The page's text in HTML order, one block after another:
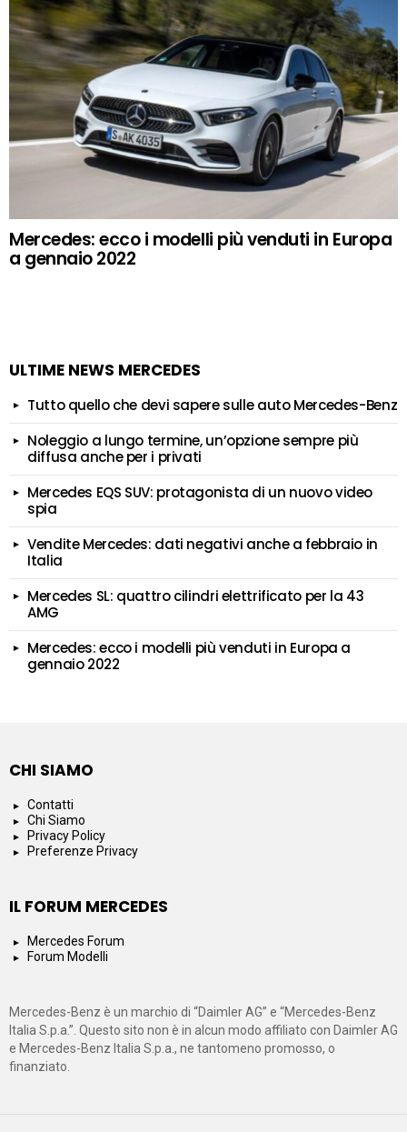
Mercedes: ecco i modelli più venduti in Europa
a gennaio 2022
ULTIME NEWS MERCEDES
Tutto quello che devi sapere sulle auto Mercedes-Benz
Noleggio a lungo termine, un’opzione sempre più
diffusa anche per i privati
Mercedes EQS SUV: protagonista di un nuovo video
spia
Vendite Mercedes: dati negativi anche a febbraio in
Italia
Mercedes SL: quattro cilindri elettrificato per la 43
AMG
Mercedes: ecco i modelli più venduti in Europa a
gennaio 2022
CHI SIAMO
Contatti
Chi Siamo
Privacy Policy
Preferenze Privacy
IL FORUM MERCEDES
Mercedes Forum
Forum Modelli
Mercedes-Benz è un marchio di “Daimler AG” e “Mercedes-Benz
Italia S.p.a.”. Questo sito non è in alcun modo affiliato con Daimler AG
e Mercedes-Benz Italia S.p.a., ne tantomeno promosso, o
finanziato.